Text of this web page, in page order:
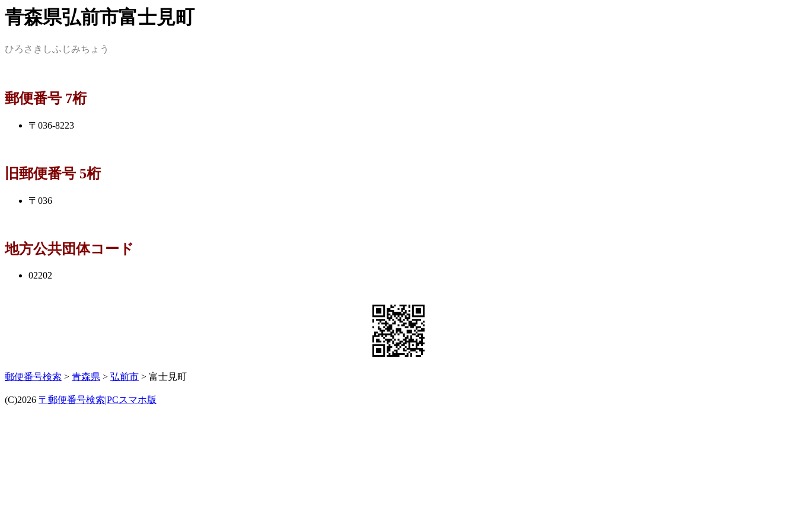
青森県弘前市富士見町
ひろさきしふじみちょう
郵便番号 7桁
〒036-8223
旧郵便番号 5桁
〒036
地方公共団体コード
02202
郵便番号検索 > 青森県 > 弘前市 > 富士見町
(C)2026 〒郵便番号検索|PCスマホ版